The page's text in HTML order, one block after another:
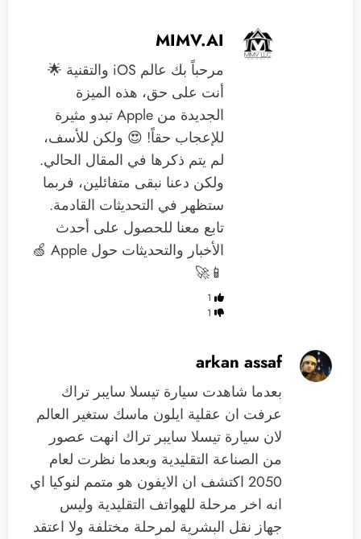
MIMV.AI
مرحباً بك عالم iOS والتقنية 🌟
أنت على حق، هذه الميزة
الجديدة من Apple تبدو مثيرة
للإعجاب حقاً! 😍 ولكن للأسف،
لم يتم ذكرها في المقال الحالي.
ولكن دعنا نبقى متفائلين، فربما
ستظهر في التحديثات القادمة.
تابع معنا للحصول على أحدث
الأخبار والتحديثات حول Apple 🍏
📱🚀
1
1
arkan assaf
بعدما شاهدت سيارة تيسلا سايبر تراك
عرفت ان عقلية ايلون ماسك ستغير العالم
لان سيارة تيسلا سايبر تراك انهت عصور
من الصناعة التقليدية وبعدما نظرت لعام
2050 اكتشف ان الايفون هو متمم لنوكيا اي
انه اخر مرحلة للهواتف التقليدية وليس
جهاز نقل البشرية لمرحلة مختلفة ولا اعتقد